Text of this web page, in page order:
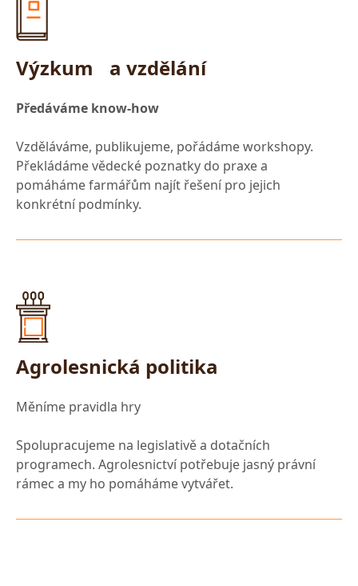
Výzkum a vzdělání
Předáváme know-how
Vzděláváme, publikujeme, pořádáme workshopy.
Překládáme vědecké poznatky do praxe a
pomáháme farmářům najít řešení pro jejich
konkrétní podmínky.
Agrolesnická politika
Měníme pravidla hry
Spolupracujeme na legislativě a dotačních
programech. Agrolesnictví potřebuje jasný právní
rámec a my ho pomáháme vytvářet.